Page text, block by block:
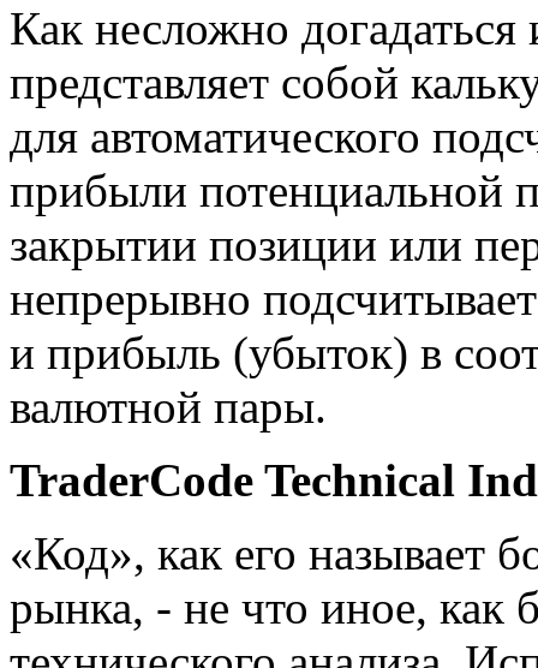
Как несложно
представляет собой
для автоматического
прибыли потенциальной
закрытии позиции или
непрерывно
и прибыль (убыток) в
валютной пары.
TraderCode Technical
«Код», как его называет
рынка, - не что иное, как